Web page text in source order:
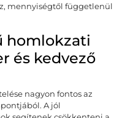
mennyiségtől függetlenül
homlokzati
és kedvező
nagyon fontos az
A jól